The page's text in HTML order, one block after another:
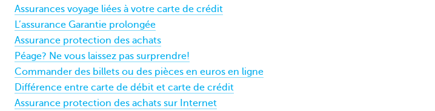
Assurances voyage liées à votre carte de crédit
L’assurance Garantie prolongée
Assurance protection des achats
Péage? Ne vous laissez pas surprendre!
Commander des billets ou des pièces en euros en ligne
Différence entre carte de débit et carte de crédit
Assurance protection des achats sur Internet